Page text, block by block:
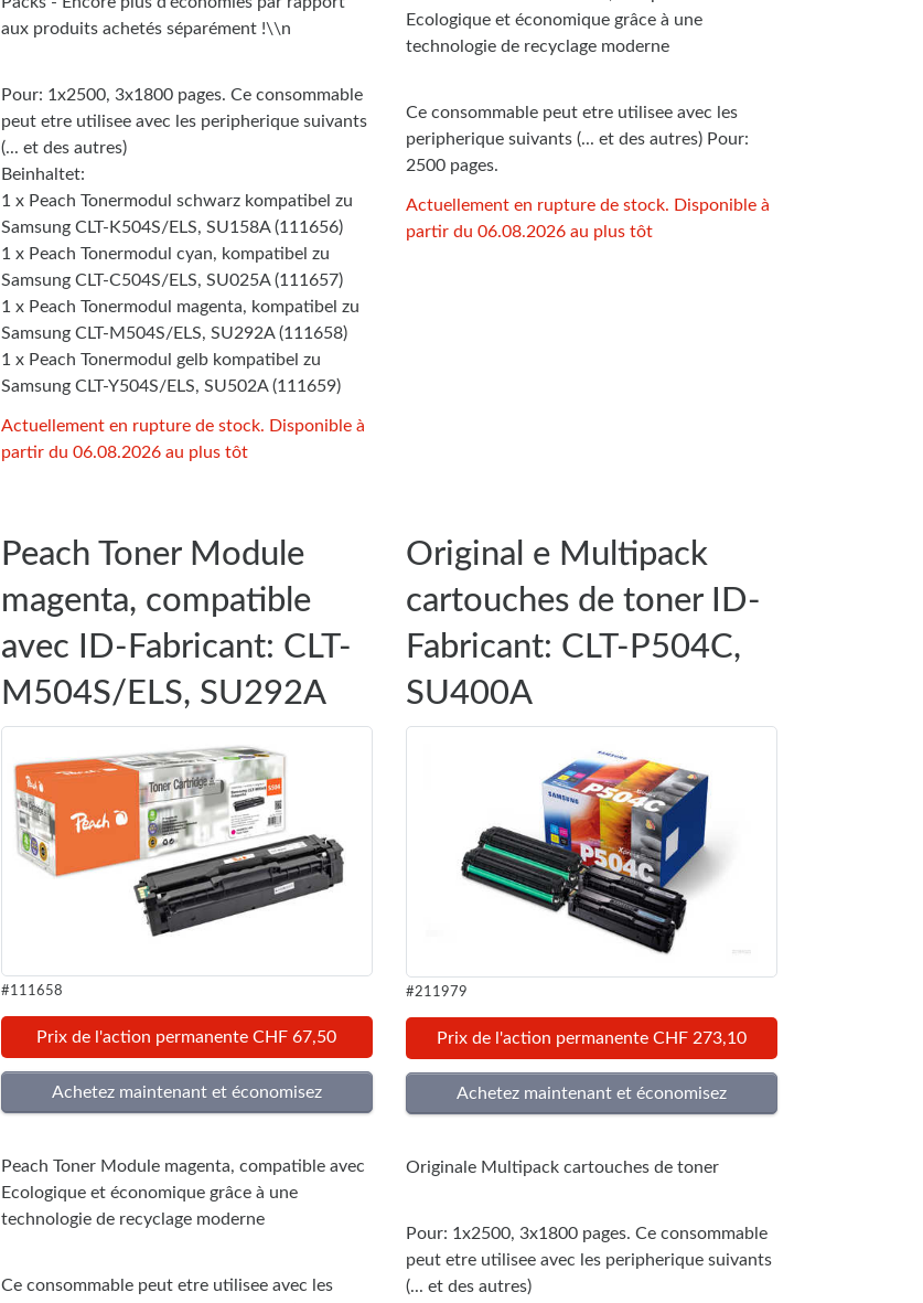
aux produits achetés séparément !\\n
Pour: 1x2500, 3x1800 pages. Ce consommable
peut etre utilisee avec les peripherique suivants
(... et des autres)
Beinhaltet:
1 x Peach Tonermodul schwarz kompatibel zu
Samsung CLT-K504S/ELS, SU158A (111656)
1 x Peach Tonermodul cyan, kompatibel zu
Samsung CLT-C504S/ELS, SU025A (111657)
1 x Peach Tonermodul magenta, kompatibel zu
Samsung CLT-M504S/ELS, SU292A (111658)
1 x Peach Tonermodul gelb kompatibel zu
Samsung CLT-Y504S/ELS, SU502A (111659)
Actuellement en rupture de stock. Disponible à
partir du 06.08.2026 au plus tôt
Ecologique et économique grâce à une
technologie de recyclage moderne
Ce consommable peut etre utilisee avec les
peripherique suivants (... et des autres) Pour:
2500 pages.
Actuellement en rupture de stock. Disponible à
partir du 06.08.2026 au plus tôt
Peach Toner Module
magenta, compatible
avec ID-Fabricant: CLT-
M504S/ELS, SU292A
#111658
Prix de l'action permanente CHF 67,50
Peach Toner Module magenta, compatible avec
Ecologique et économique grâce à une
technologie de recyclage moderne
Ce consommable peut etre utilisee avec les
Original e Multipack
cartouches de toner ID-
Fabricant: CLT-P504C,
SU400A
#211979
Prix de l'action permanente CHF 273,10
Originale Multipack cartouches de toner
Pour: 1x2500, 3x1800 pages. Ce consommable
peut etre utilisee avec les peripherique suivants
(... et des autres)